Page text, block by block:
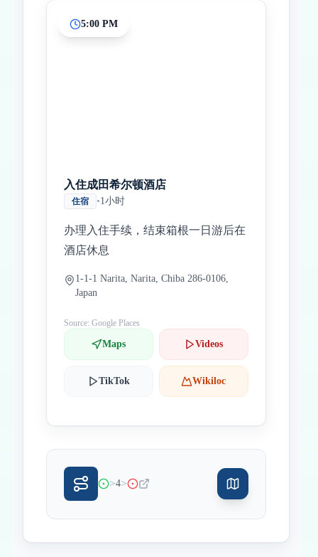
5:00 PM
入住成田希尔顿酒店
住宿 •1小时
办理入住手续，结束箱根一日游后在
酒店休息
1-1-1 Narita, Narita, Chiba 286-0106,
Japan
Source: Google Places
Maps Videos
TikTok Wikiloc
>4>